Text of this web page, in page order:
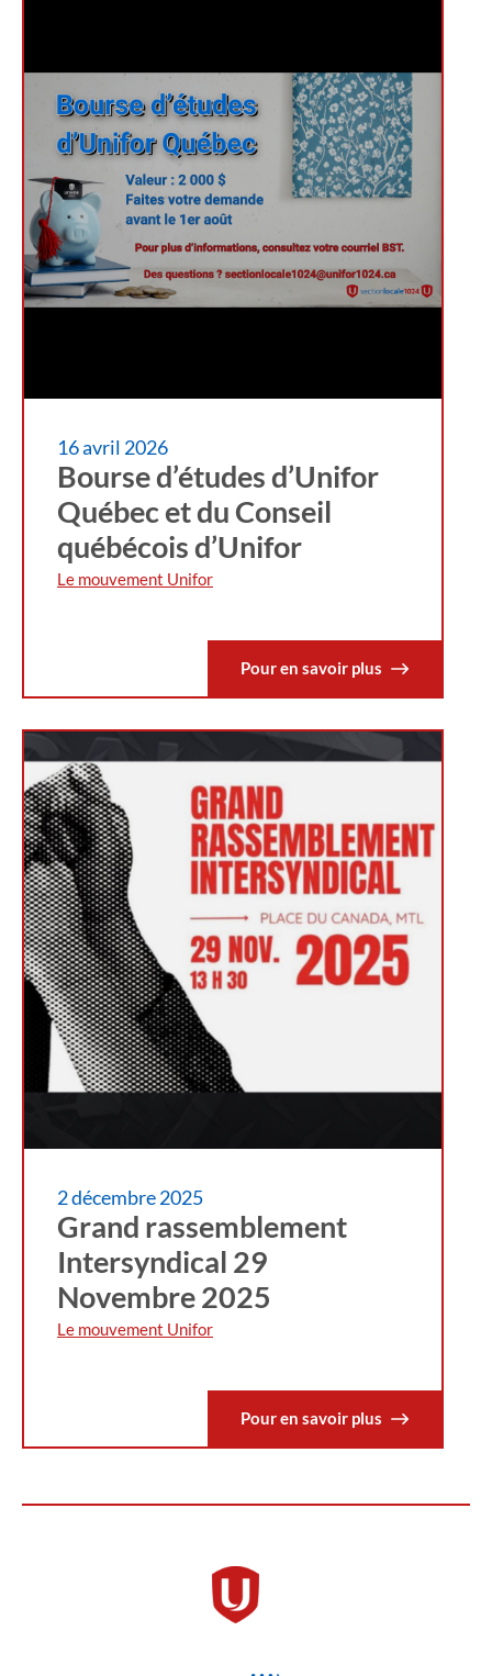
16 avril 2026
Bourse d’études d’Unifor
Québec et du Conseil
québécois d’Unifor
Le mouvement Unifor
Pour en savoir plus
2 décembre 2025
Grand rassemblement
Intersyndical 29
Novembre 2025
Le mouvement Unifor
Pour en savoir plus